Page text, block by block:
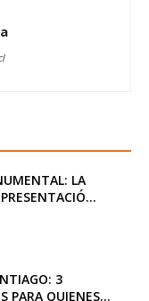
LA
3
PARA QUIENES...